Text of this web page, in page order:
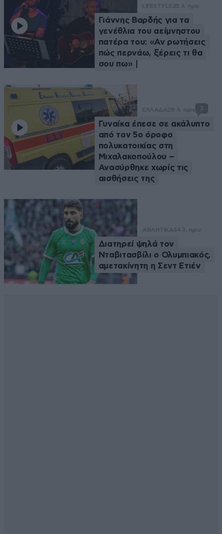
LIFESTYLE 25 λ. πριν
Γιάννης Βαρδής για τα
γενέθλια του αείμνηστου
πατέρα του: «Αν ρωτήσεις
πώς περνάω, ξέρεις τι θα
σου πω»
ΕΛΛΑΔΑ28 λ. πριν 2
Γυναίκα έπεσε σε ακάλυπτο
από τον 5ο όροφο
πολυκατοικίας στη
Μιχαλακοπούλου –
Ανασύρθηκε χωρίς τις
αισθήσεις της
ΑΘΛΗΤΙΚΑ34 λ. πριν
Διατηρεί ψηλά τον
Νταβιτασβίλι ο Ολυμπιακός,
αμετακίνητη η Σεντ Ετιέν